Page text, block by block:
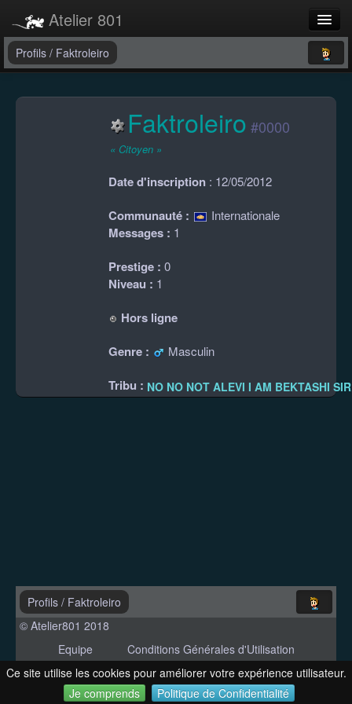
Ce site utilise les cookies pour améliorer votre expérience utilisateur.
Je comprends
Politique de Confidentialité
Atelier 801
Forums
Profils / Faktroleiro
Faktroleiro #0000
« Citoyen »
Date d'inscription : 12/05/2012
Communauté : Internationale
Messages : 1
Prestige : 0
Niveau : 1
Hors ligne
Genre :
Masculin
Tribu : NO NO NOT ALEVI I AM BEKTASHI SIR
Profils / Faktroleiro
© Atelier801 2018
Equipe
Conditions Générales d'Utilisation
Politique de Confidentialité
Contact
Version 1.27